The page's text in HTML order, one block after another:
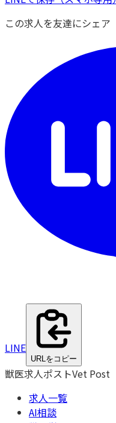
この求人を友達にシェア
LINE
URLをコピー
獣医求人ポストVet Post
求人一覧
AI相談